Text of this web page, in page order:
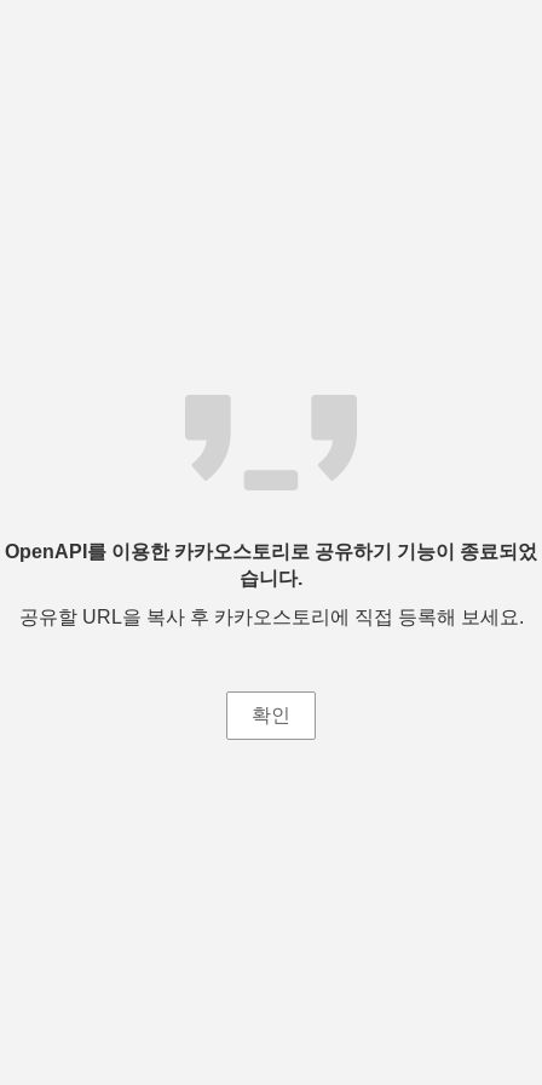
OpenAPI를 이용한 카카오스토리로 공유하기 기능이 종료되었
습니다.
공유할 URL을 복사 후 카카오스토리에 직접 등록해 보세요.
확인